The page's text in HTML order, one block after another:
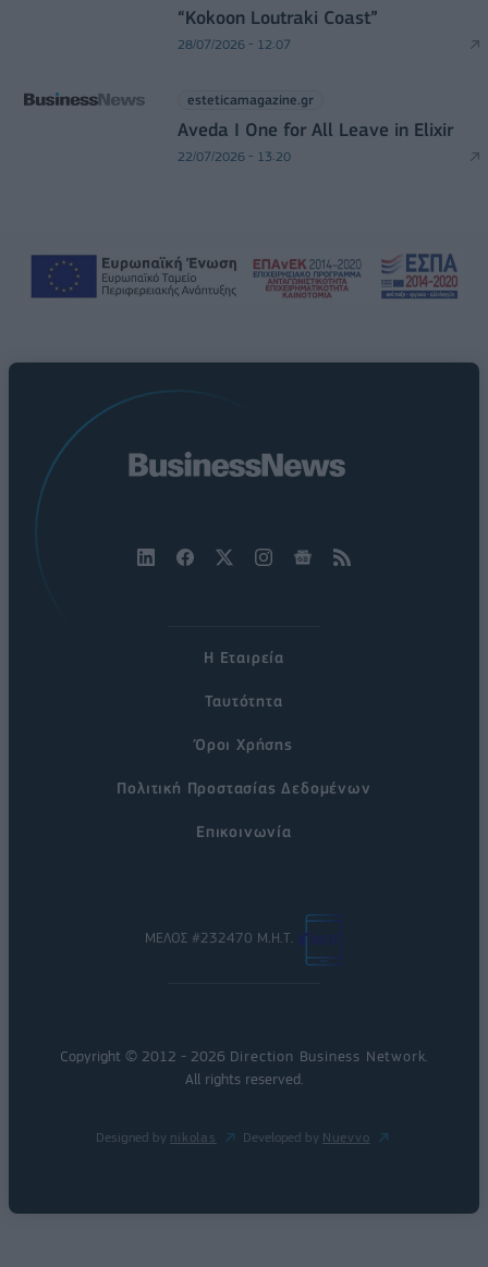
“Kokoon Loutraki Coast”
28/07/2026 - 12:07
esteticamagazine.gr
Aveda I One for All Leave in Elixir
22/07/2026 - 13:20
Η Εταιρεία
Ταυτότητα
Όροι Χρήσης
Πολιτική Προστασίας Δεδομένων
Επικοινωνία
ΜΕΛΟΣ #232470 Μ.Η.Τ.
Copyright © 2012 - 2026 Direction Business Network
All rights reserved.
Designed by nikolas Developed by Nuevvo